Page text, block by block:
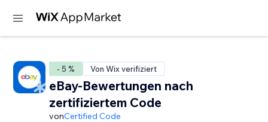
- 5 % Von Wix verifiziert
eBay-Bewertungen nach
zertifiziertem Code
vonCertified Code